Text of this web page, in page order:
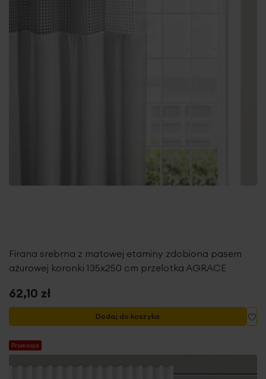
Firana srebrna z matowej etaminy zdobiona pasem
ażurowej koronki 135x250 cm przelotka AGRACE
62,10 zł
Dodaj do koszyka
Promocja